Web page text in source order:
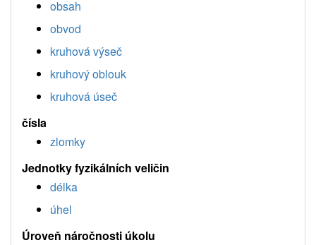
obsah
obvod
kruhová výseč
kruhový oblouk
kruhová úseč
čísla
zlomky
Jednotky fyzikálních veličin
délka
úhel
Úroveň náročnosti úkolu